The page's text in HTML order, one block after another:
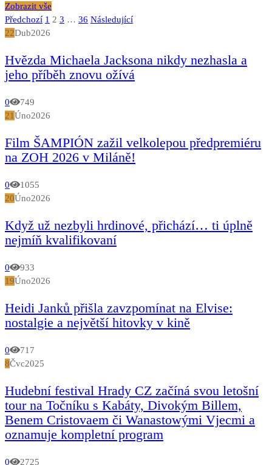
Zobrazit vše
Stránkování
příspěvků
Předchozí 1 2 3 … 36 Následující
22Dub2026
Hvězda Michaela Jacksona nikdy nezhasla a
jeho příběh znovu ožívá
0
749
21Úno2026
Film ŠAMPIÓN zažil velkolepou předpremiéru
na ZOH 2026 v Miláně!
0
1055
20Úno2026
Když už nezbyli hrdinové, přichází… ti úplně
nejmíň kvalifikovaní
0
933
19Úno2026
Heidi Janků přišla zavzpomínat na Elvise:
nostalgie a největší hitovky v kině
0
717
8Čvc2025
Hudební festival Hrady CZ začíná svou letošní
tour na Točníku s Kabáty, Divokým Billem,
Benem Cristovaem či Wanastowými Vjecmi a
oznamuje kompletní program
0 2725